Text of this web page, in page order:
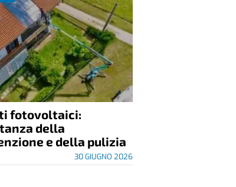
fotovoltaici:
della
e della pulizia
30 GIUGNO 2026